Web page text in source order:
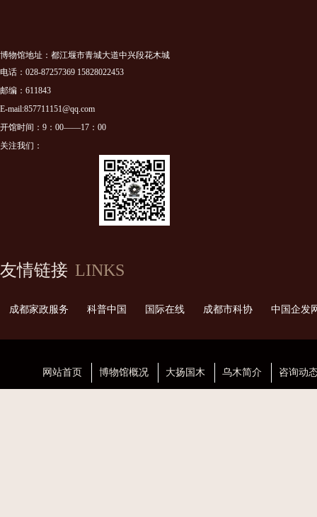
博物馆地址：都江堰市青城大道中兴段花木城
电话：028-87257369 15828022453
邮编：611843
E-mail:857711151@qq.com
开馆时间：9：00——17：00
关注我们：
友情链接 LINKS
成都家政服务 科普中国 国际在线 成都市科协 中国企发
网站首页 博物馆概况 大扬国木 乌木简介 咨询动